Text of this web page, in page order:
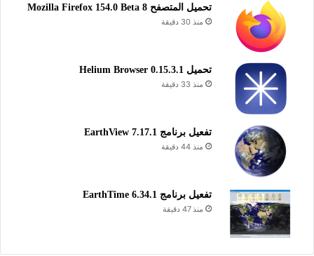
تحميل المتصفح Mozilla Firefox 154.0 Beta 8
منذ 30 دقيقة
تحميل Helium Browser 0.15.3.1
منذ 33 دقيقة
تفعيل برنامج EarthView 7.17.1
منذ 44 دقيقة
تفعيل برنامج EarthTime 6.34.1
منذ 47 دقيقة